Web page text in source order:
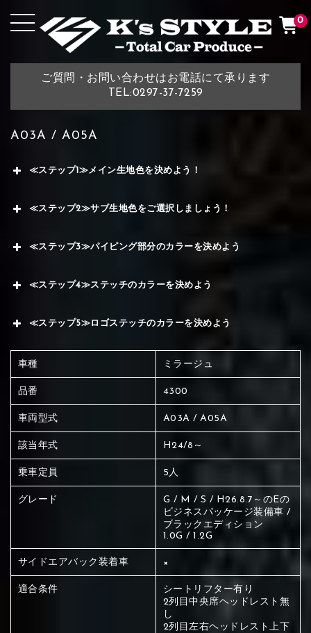
ご質問・お問い合わせはお電話にて承ります
TEL:0297-37-7259
0
A03A / A05A
≪ステップ1≫メイン生地色を決めよう！
赤く塗られている場所を選択
≪ステップ2≫サブ生地色をご選択しましょう！
≪ステップ3≫パイピング部分のカラーを決めよう
≪ステップ4≫ステッチのカラーを決めよう
≪ステップ5≫ロゴステッチのカラーを決めよう
車種 ミラージュ
品番 4300
車両型式 A03A / A05A
該当年式 H24/8～
乗車定員 5人
グレード
G / M / S / H26.8.7～のEの
ビジネスパッケージ装備車 /
ブラックエディション
1.0G / 1.2G
サイドエアバック装着車 ×
適合条件
シートリフター有り
2列目中央席ヘッドレスト無
し
2列目左右ヘッドレスト上下